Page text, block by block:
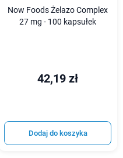
Now Foods Żelazo Complex
27 mg - 100 kapsułek
42,19 zł
Dodaj do koszyka